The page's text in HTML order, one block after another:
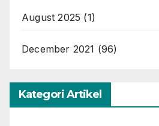
August 2025 (1)
December 2021 (96)
Kategori Artikel